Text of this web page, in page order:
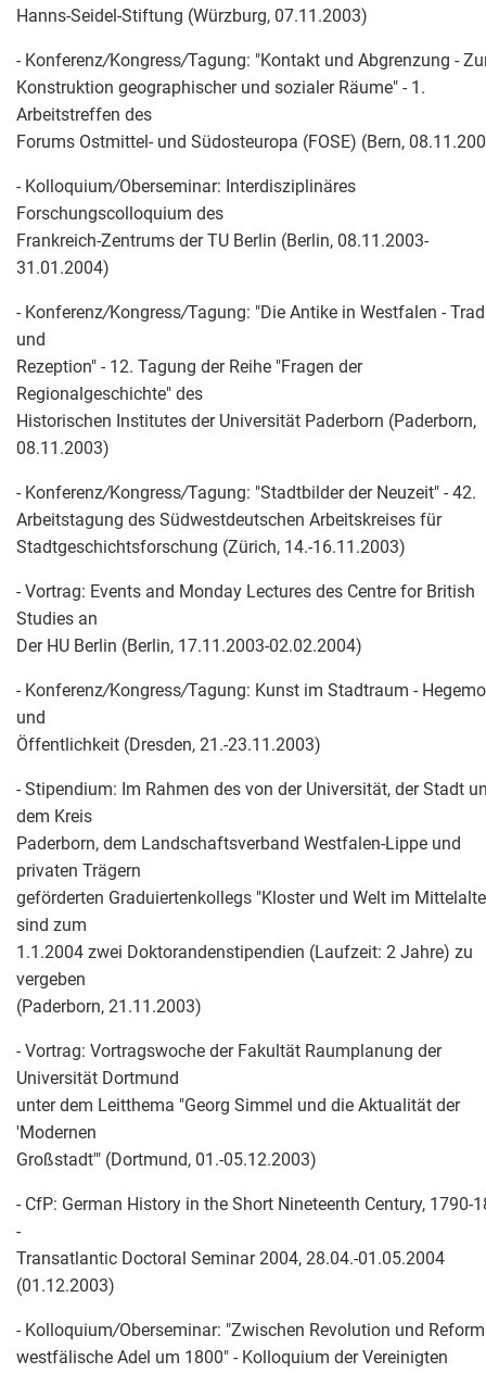
Hanns-Seidel-Stiftung (Würzburg, 07.11.2003)
- Konferenz/Kongress/Tagung: "Kontakt und Abgrenzung -
Konstruktion geographischer und sozialer Räume" - 1.
Arbeitstreffen des
Forums Ostmittel- und Südosteuropa (FOSE) (Bern,
- Kolloquium/Oberseminar: Interdisziplinäres
Forschungscolloquium des
Frankreich-Zentrums der TU Berlin (Berlin, 08.11.2003-
31.01.2004)
- Konferenz/Kongress/Tagung: "Die Antike in Westfalen -
und
Rezeption" - 12. Tagung der Reihe "Fragen der
Regionalgeschichte" des
Historischen Institutes der Universität Paderborn (Paderborn,
08.11.2003)
- Konferenz/Kongress/Tagung: "Stadtbilder der Neuzeit" - 42.
Arbeitstagung des Südwestdeutschen Arbeitskreises für
Stadtgeschichtsforschung (Zürich, 14.-16.11.2003)
- Vortrag: Events and Monday Lectures des Centre for British
Studies an
Der HU Berlin (Berlin, 17.11.2003-02.02.2004)
- Konferenz/Kongress/Tagung: Kunst im Stadtraum -
und
Öffentlichkeit (Dresden, 21.-23.11.2003)
- Stipendium: Im Rahmen des von der Universität, der Stadt
dem Kreis
Paderborn, dem Landschaftsverband Westfalen-Lippe und
privaten Trägern
geförderten Graduiertenkollegs "Kloster und Welt im
sind zum
1.1.2004 zwei Doktorandenstipendien (Laufzeit: 2 Jahre) zu
vergeben
(Paderborn, 21.11.2003)
- Vortrag: Vortragswoche der Fakultät Raumplanung der
Universität Dortmund
unter dem Leitthema "Georg Simmel und die Aktualität der
'Modernen
Großstadt'" (Dortmund, 01.-05.12.2003)
- CfP: German History in the Short Nineteenth Century, 1790-
-
Transatlantic Doctoral Seminar 2004, 28.04.-01.05.2004
(01.12.2003)
- Kolloquium/Oberseminar: "Zwischen Revolution und
westfälische Adel um 1800" - Kolloquium der Vereinigten